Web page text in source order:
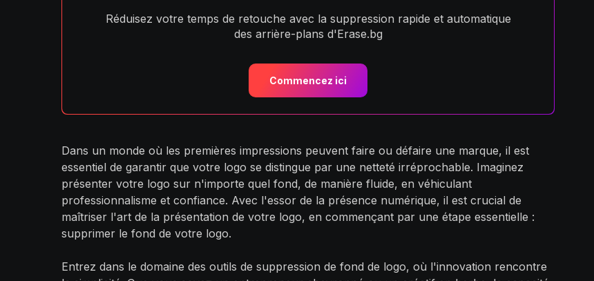
Réduisez votre temps de retouche avec la suppression rapide et automatique
des arrière-plans d'Erase.bg
Commencez ici
Dans un monde où les premières impressions peuvent faire ou défaire une marque, il est
essentiel de garantir que votre logo se distingue par une netteté irréprochable. Imaginez
présenter votre logo sur n'importe quel fond, de manière fluide, en véhiculant
professionnalisme et confiance. Avec l'essor de la présence numérique, il est crucial de
maîtriser l'art de la présentation de votre logo, en commençant par une étape essentielle :
supprimer le fond de votre logo.
Entrez dans le domaine des outils de suppression de fond de logo, où l'innovation rencontre